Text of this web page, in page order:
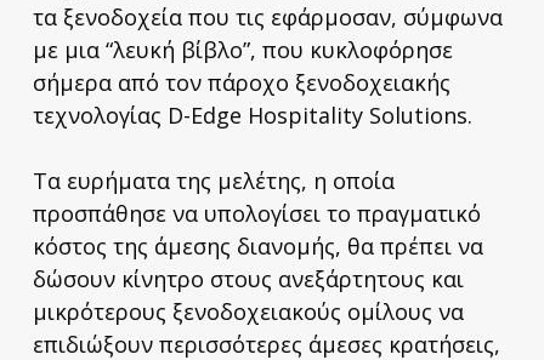
τα ξενοδοχεία που τις εφάρμοσαν, σύμφωνα
με μια “λευκή βίβλο”, που κυκλοφόρησε
σήμερα από τον πάροχο ξενοδοχειακής
τεχνολογίας D-Edge Hospitality Solutions.
Τα ευρήματα της μελέτης, η οποία
προσπάθησε να υπολογίσει το πραγματικό
κόστος της άμεσης διανομής, θα πρέπει να
δώσουν κίνητρο στους ανεξάρτητους και
μικρότερους ξενοδοχειακούς ομίλους να
επιδιώξουν περισσότερες άμεσες κρατήσεις,